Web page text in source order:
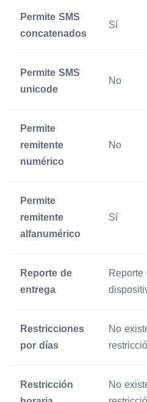
Permite SMS
concatenados
Sí
Permite SMS
unicode
No
Permite
remitente
numérico
No
Permite
remitente
alfanumérico
Sí
Reporte de
entrega
Reporte
Restricciones
por días
No
Restricción
No